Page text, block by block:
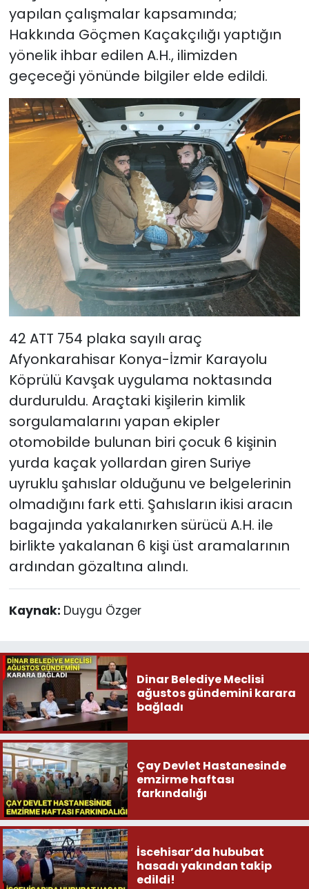
yapılan çalışmalar kapsamında;
Hakkında Göçmen Kaçakçılığı yaptığın
yönelik ihbar edilen A.H., ilimizden
geçeceği yönünde bilgiler elde edildi.
42 ATT 754 plaka sayılı araç
Afyonkarahisar Konya-İzmir Karayolu
Köprülü Kavşak uygulama noktasında
durduruldu. Araçtaki kişilerin kimlik
sorgulamalarını yapan ekipler
otomobilde bulunan biri çocuk 6 kişinin
yurda kaçak yollardan giren Suriye
uyruklu şahıslar olduğunu ve belgelerinin
olmadığını fark etti. Şahısların ikisi aracın
bagajında yakalanırken sürücü A.H. ile
birlikte yakalanan 6 kişi üst aramalarının
ardından gözaltına alındı.
Kaynak: Duygu Özger
Dinar Belediye Meclisi
ağustos gündemini karara
bağladı
Çay Devlet Hastanesinde
emzirme haftası
farkındalığı
İscehisar’da hububat
hasadı yakından takip
edildi!